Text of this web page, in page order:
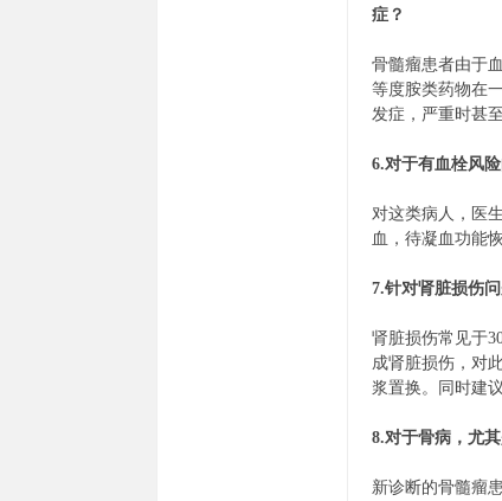
症？
骨髓瘤患者由于
等度胺类药物在
发症，严重时甚
6.对于有血栓风
对这类病人，医
血，待凝血功能
7.针对肾脏损伤
肾脏损伤常见于
成肾脏损伤，对
浆置换。同时建
8.对于骨病，尤
新诊断的骨髓瘤